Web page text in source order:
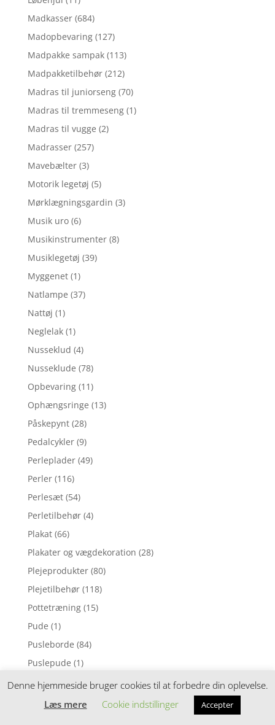
Madkasser (684)
Madopbevaring (127)
Madpakke sampak (113)
Madpakketilbehør (212)
Madras til juniorseng (70)
Madras til tremmeseng (1)
Madras til vugge (2)
Madrasser (257)
Mavebælter (3)
Motorik legetøj (5)
Mørklægningsgardin (3)
Musik uro (6)
Musikinstrumenter (8)
Musiklegetøj (39)
Myggenet (1)
Natlampe (37)
Nattøj (1)
Neglelak (1)
Nusseklud (4)
Nusseklude (78)
Opbevaring (11)
Ophængsringe (13)
Påskepynt (28)
Pedalcykler (9)
Perleplader (49)
Perler (116)
Perlesæt (54)
Perletilbehør (4)
Plakat (66)
Plakater og vægdekoration (28)
Plejeprodukter (80)
Plejetilbehør (118)
Pottetræning (15)
Pude (1)
Pusleborde (84)
Puslepude (1)
Puslepuder (169)
Puslesæt
Denne hjemmeside bruger cookies til at forbedre din oplevelse.
Læs mere
Cookie indstillinger Accepter